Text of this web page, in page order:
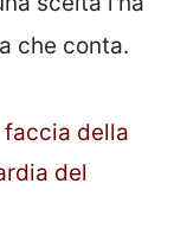
che conta.
faccia della
del